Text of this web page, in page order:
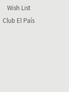
Wish List
Club El País